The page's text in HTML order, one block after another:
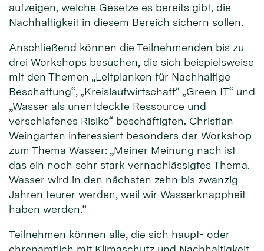
aufzeigen, welche Gesetze es bereits gibt, die
Nachhaltigkeit in diesem Bereich sichern sollen.
Anschließend können die Teilnehmenden bis zu
drei Workshops besuchen, die sich beispielsweise
mit den Themen „Leitplanken für Nachhaltige
Beschaffung“, „Kreislaufwirtschaft“ „Green IT“ und
„Wasser als unentdeckte Ressource und
verschlafenes Risiko“ beschäftigten. Christian
Weingarten interessiert besonders der Workshop
zum Thema Wasser: „Meiner Meinung nach ist
das ein noch sehr stark vernachlässigtes Thema.
Wasser wird in den nächsten zehn bis zwanzig
Jahren teurer werden, weil wir Wasserknappheit
haben werden.“
Teilnehmen können alle, die sich haupt- oder